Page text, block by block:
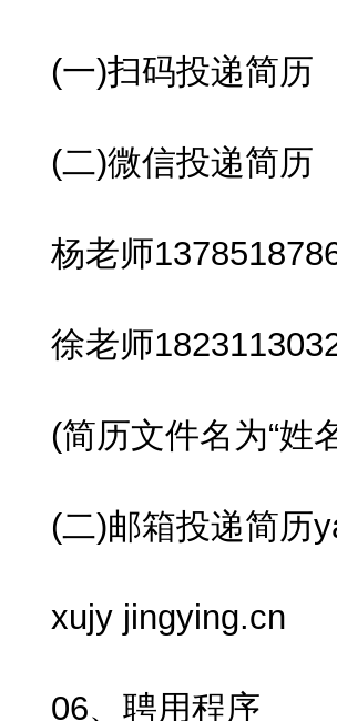
(一)扫码投递简历
(二)微信投递简历
杨老师
徐老师
(简历文件名为“姓
(二)邮箱投递简历
xujy jingying.cn
06、聘用程序